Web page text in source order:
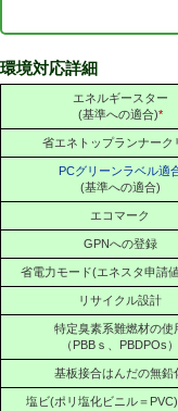
環境対応詳細
エネルギースター
(基準への適合)*
省エネトップランナーク
PCグリーンラベル適
(基準への適合)
エコマーク
GPNへの登録
省電力モード(エネスタ申請値
リサイクル設計
特定臭素系難燃材の使
（PBBｓ、PBDPOs）
基板接合はんだの無鉛
塩ビ(ポリ塩化ビニル＝